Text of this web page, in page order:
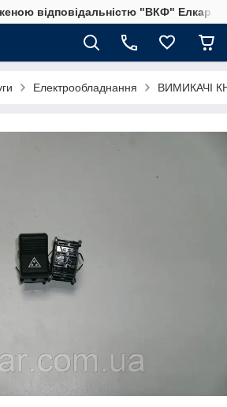
відповідальністю "ВКФ" Елкар"
Електрообладнання ВИМИКАЧІ